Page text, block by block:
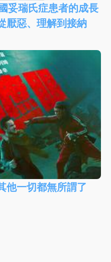
妥瑞氏症患者的成長
厭惡、理解到接納
他一切都無所謂了